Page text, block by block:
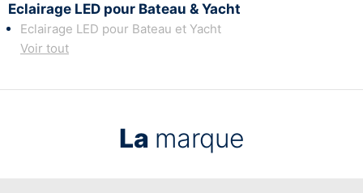
Eclairage LED pour Bateau & Yacht
Eclairage LED pour Bateau et Yacht
Voir tout
La marque